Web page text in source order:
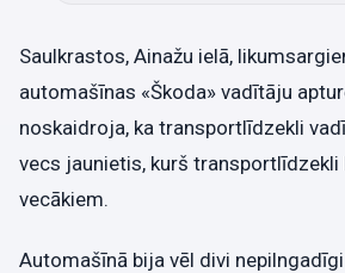
Saulkrastos, Ainažu ielā,
automašīnas «Škoda» vadītāju
noskaidroja, ka transportlīdzekli
vecs jaunietis, kurš transportlīdzekli
vecākiem.
Automašīnā bija vēl divi